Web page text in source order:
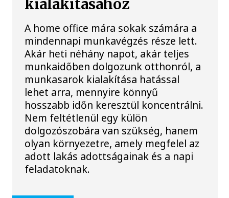
kialakításához
A home office mára sokak számára a
mindennapi munkavégzés része lett.
Akár heti néhány napot, akár teljes
munkaidőben dolgozunk otthonról, a
munkasarok kialakítása hatással
lehet arra, mennyire könnyű
hosszabb időn keresztül koncentrálni.
Nem feltétlenül egy külön
dolgozószobára van szükség, hanem
olyan környezetre, amely megfelel az
adott lakás adottságainak és a napi
feladatoknak.